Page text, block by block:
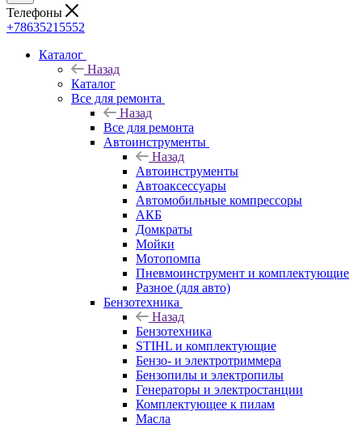
Телефоны
+78635215552
Каталог
Назад
Каталог
Все для ремонта
Назад
Все для ремонта
Автоинструменты
Назад
Автоинструменты
Автоаксессуары
Автомобильные компрессоры
АКБ
Домкраты
Мойки
Мотопомпа
Пневмоинструмент и комплектующие
Разное (для авто)
Бензотехника
Назад
Бензотехника
STIHL и комплектующие
Бензо- и электротриммера
Бензопилы и электропилы
Генераторы и электростанции
Комплектующее к пилам
Масла